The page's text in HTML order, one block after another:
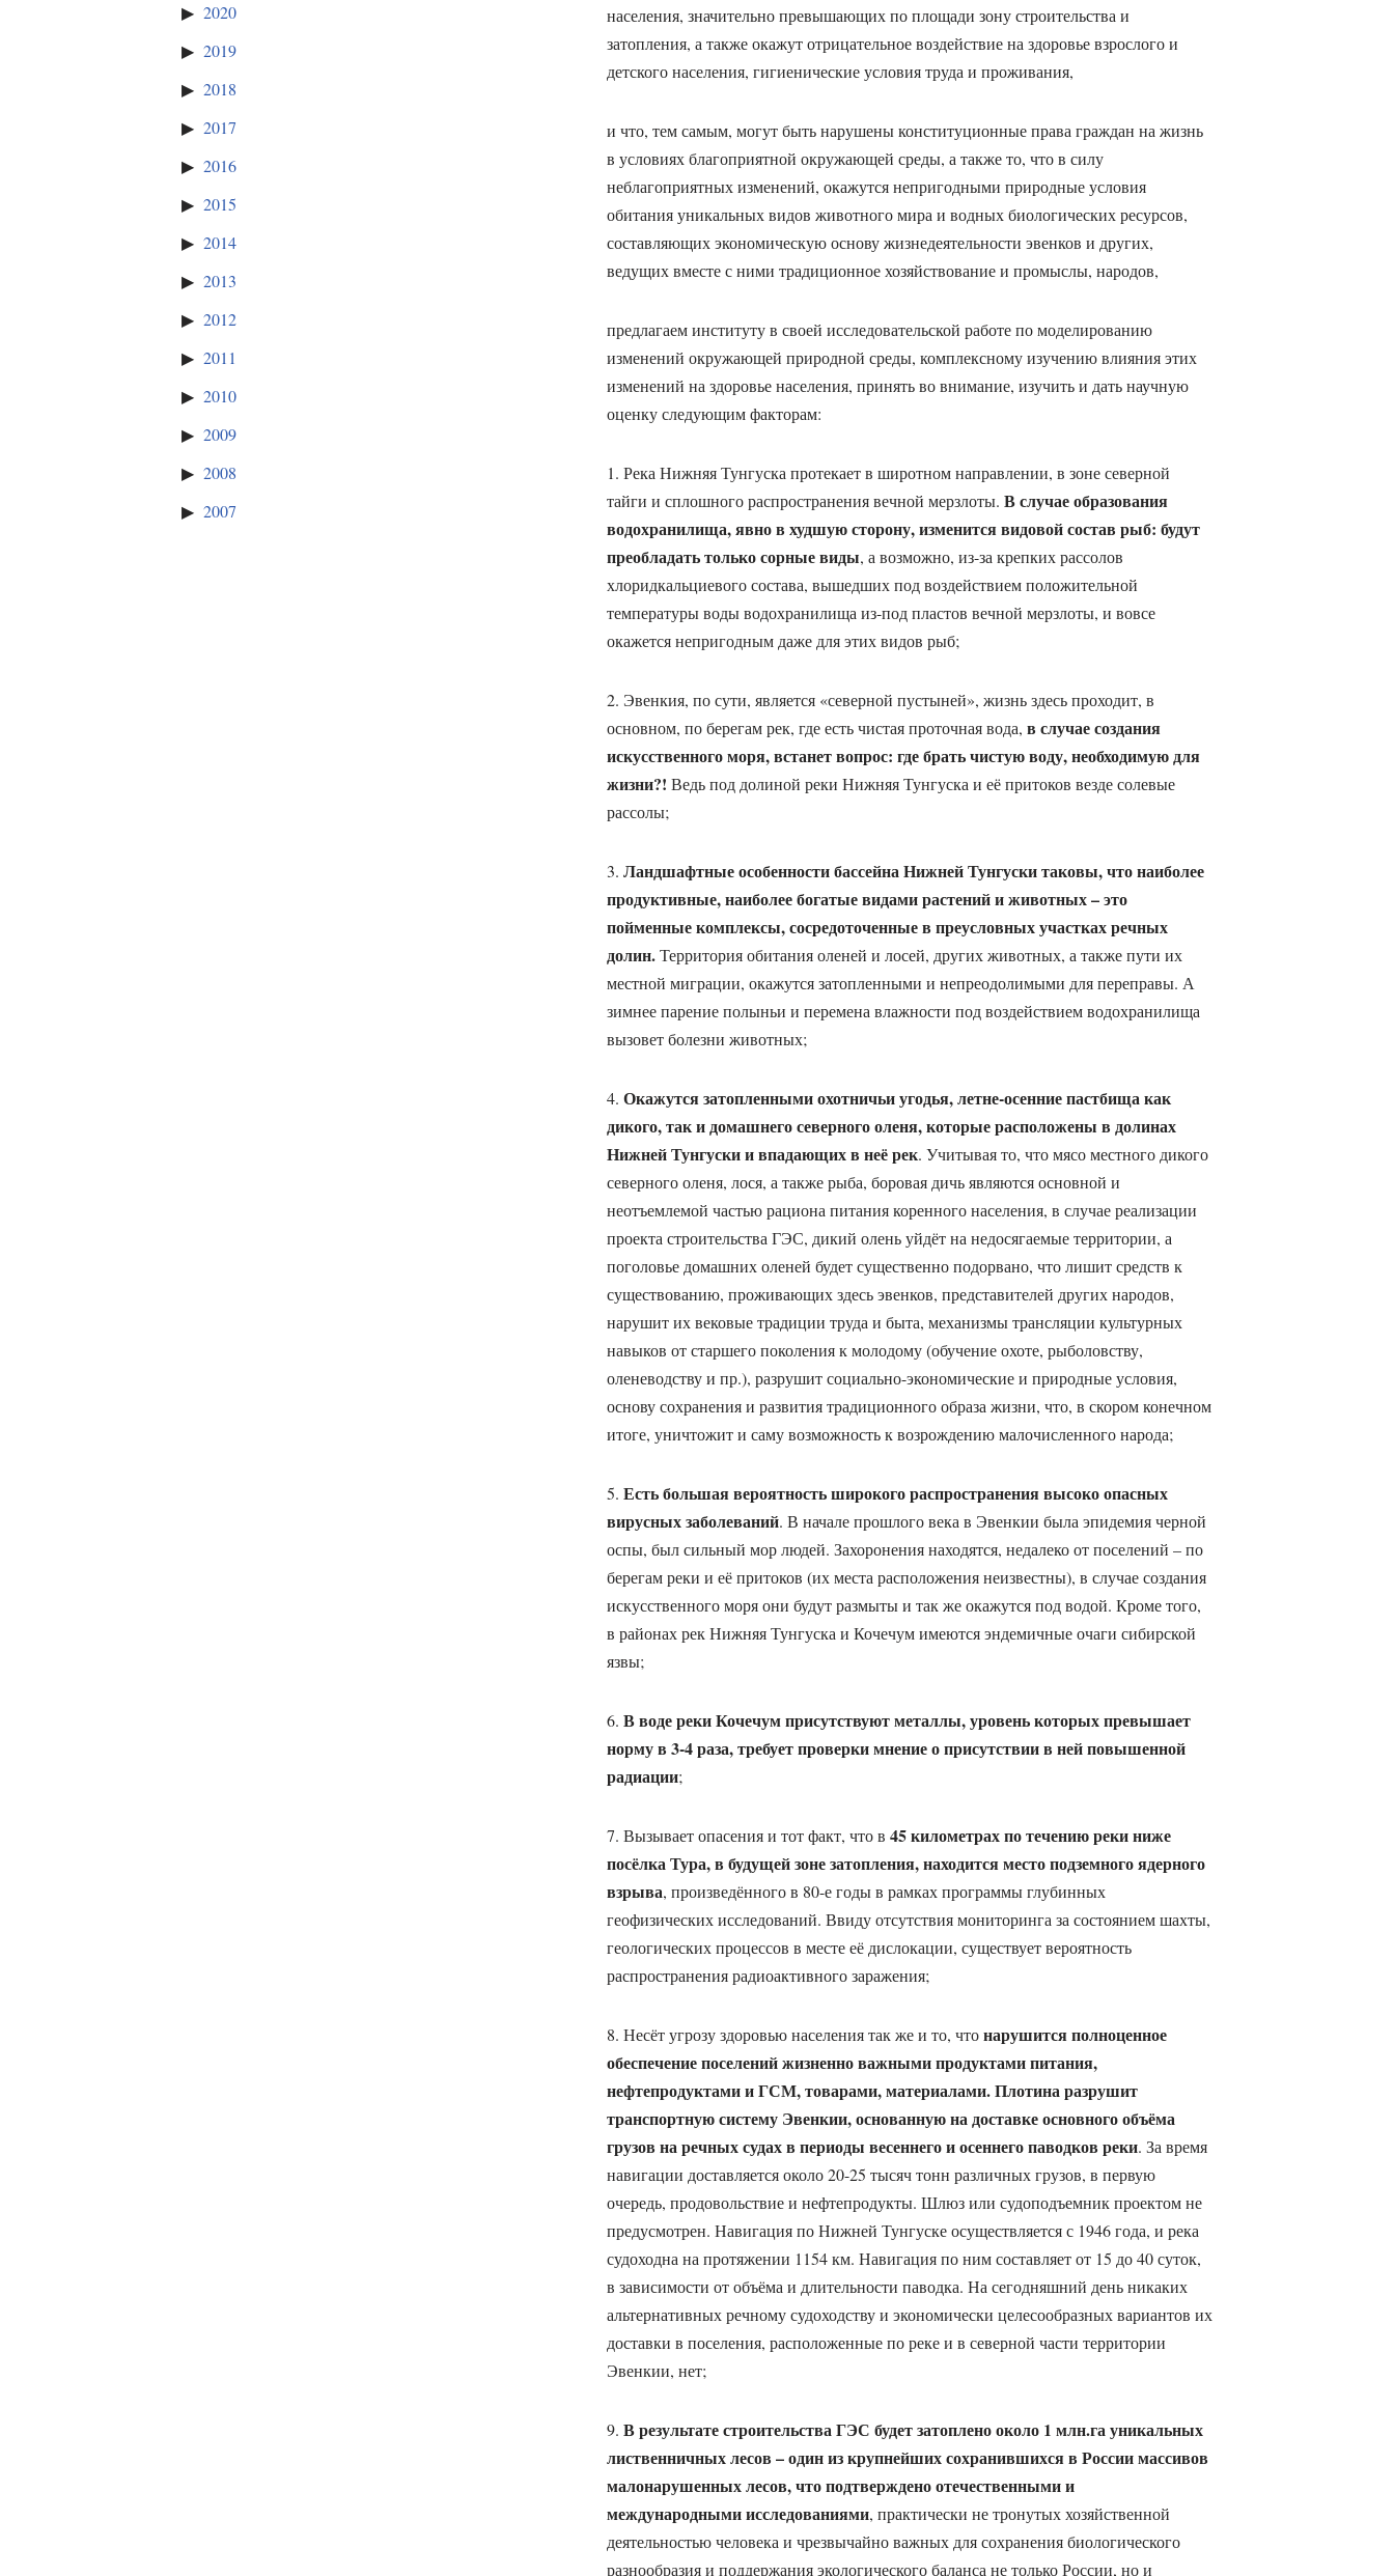
2020
2019
2018
2017
2016
2015
2014
2013
2012
2011
2010
2009
2008
2007
населения, значительно превышающих по площади зону строительства и
затопления, а также окажут отрицательное воздействие на здоровье взрослого и
детского населения, гигиенические условия труда и проживания,
и что, тем самым, могут быть нарушены конституционные права граждан на жизнь
в условиях благоприятной окружающей среды, а также то, что в силу
неблагоприятных изменений, окажутся непригодными природные условия
обитания уникальных видов животного мира и водных биологических ресурсов,
составляющих экономическую основу жизнедеятельности эвенков и других,
ведущих вместе с ними традиционное хозяйствование и промыслы, народов,
предлагаем институту в своей исследовательской работе по моделированию
изменений окружающей природной среды, комплексному изучению влияния этих
изменений на здоровье населения, принять во внимание, изучить и дать научную
оценку следующим факторам:
1. Река Нижняя Тунгуска протекает в широтном направлении, в зоне северной
тайги и сплошного распространения вечной мерзлоты. В случае образования
водохранилища, явно в худшую сторону, изменится видовой состав рыб: будут
преобладать только сорные виды, а возможно, из-за крепких рассолов
хлоридкальциевого состава, вышедших под воздействием положительной
температуры воды водохранилища из-под пластов вечной мерзлоты, и вовсе
окажется непригодным даже для этих видов рыб;
2. Эвенкия, по сути, является «северной пустыней», жизнь здесь проходит, в
основном, по берегам рек, где есть чистая проточная вода, в случае создания
искусственного моря, встанет вопрос: где брать чистую воду, необходимую для
жизни?! Ведь под долиной реки Нижняя Тунгуска и её притоков везде солевые
рассолы;
3. Ландшафтные особенности бассейна Нижней Тунгуски таковы, что наиболее
продуктивные, наиболее богатые видами растений и животных – это
пойменные комплексы, сосредоточенные в преусловных участках речных
долин.Территория обитания оленей и лосей, других животных, а также пути их
местной миграции, окажутся затопленными и непреодолимыми для переправы. А
зимнее парение полыньи и перемена влажности под воздействием водохранилища
вызовет болезни животных;
4. Окажутся затопленными охотничьи угодья, летне-осенние пастбища как
дикого, так и домашнего северного оленя, которые расположены в долинах
Нижней Тунгуски и впадающих в неё рек. Учитывая то, что мясо местного дикого
северного оленя, лося, а также рыба, боровая дичь являются основной и
неотъемлемой частью рациона питания коренного населения, в случае реализации
проекта строительства ГЭС, дикий олень уйдёт на недосягаемые территории, а
поголовье домашних оленей будет существенно подорвано, что лишит средств к
существованию, проживающих здесь эвенков, представителей других народов,
нарушит их вековые традиции труда и быта, механизмы трансляции культурных
навыков от старшего поколения к молодому (обучение охоте, рыболовству,
оленеводству и пр.), разрушит социально-экономические и природные условия,
основу сохранения и развития традиционного образа жизни, что, в скором конечном
итоге, уничтожит и саму возможность к возрождению малочисленного народа;
5. Есть большая вероятность широкого распространения высоко опасных
вирусных заболеваний. В начале прошлого века в Эвенкии была эпидемия черной
оспы, был сильный мор людей. Захоронения находятся, недалеко от поселений – по
берегам реки и её притоков (их места расположения неизвестны), в случае создания
искусственного моря они будут размыты и так же окажутся под водой. Кроме того,
в районах рек Нижняя Тунгуска и Кочечум имеются эндемичные очаги сибирской
язвы;
6. В воде реки Кочечум присутствуют металлы, уровень которых превышает
норму в 3-4 раза, требует проверки мнение о присутствии в ней повышенной
радиации;
7. Вызывает опасения и тот факт, что в 45 километрах по течению реки ниже
посёлка Тура, в будущей зоне затопления, находится место подземного ядерного
взрыва, произведённого в 80-е годы в рамках программы глубинных
геофизических исследований. Ввиду отсутствия мониторинга за состоянием шахты,
геологических процессов в месте её дислокации, существует вероятность
распространения радиоактивного заражения;
8. Несёт угрозу здоровью населения так же и то, чтонарушится полноценное
обеспечение поселений жизненно важными продуктами питания,
нефтепродуктами и ГСМ, товарами, материалами. Плотина разрушит
транспортную систему Эвенкии, основанную на доставке основного объёма
грузов на речных судах в периоды весеннего и осеннего паводков реки. За время
навигации доставляется около 20-25 тысяч тонн различных грузов, в первую
очередь, продовольствие и нефтепродукты. Шлюз или судоподъемник проектом не
предусмотрен. Навигация по Нижней Тунгуске осуществляется с 1946 года, и река
судоходна на протяжении 1154 км. Навигация по ним составляет от 15 до 40 суток,
в зависимости от объёма и длительности паводка. На сегодняшний день никаких
альтернативных речному судоходству и экономически целесообразных вариантов их
доставки в поселения, расположенные по реке и в северной части территории
Эвенкии, нет;
9. В результате строительства ГЭС будет затоплено около 1 млн.га уникальных
лиственничных лесов – один из крупнейших сохранившихся в России массивов
малонарушенных лесов, что подтверждено отечественными и
международными исследованиями, практически не тронутых хозяйственной
деятельностью человека и чрезвычайно важных для сохранения биологического
разнообразия и поддержания экологического баланса не только России, но и